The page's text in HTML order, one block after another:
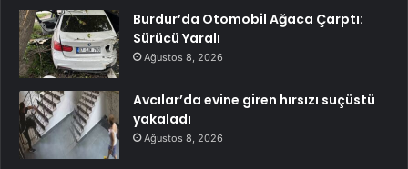
Burdur’da Otomobil Ağaca Çarptı:
Sürücü Yaralı
Ağustos 8, 2026
Avcılar’da evine giren hırsızı suçüstü
yakaladı
Ağustos 8, 2026